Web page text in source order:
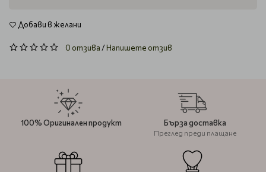
Добави в желани
0 отзива/Напишете отзив
100% Оригинален продукт Бърза доставка
Преглед преди плащане